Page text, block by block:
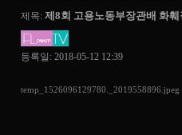
제목: 제8회 고용노동부장관배 화
등록일: 2018-05-12 12:39